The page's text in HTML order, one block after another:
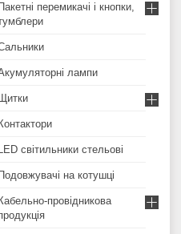
Пакетні перемикачі і кнопки,
лампи
Щитки
Контактори
LED світильники стельові
Подовжувачі на котушці
Кабельно-провідникова